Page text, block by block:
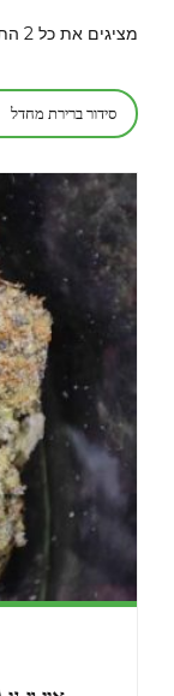
מציגים את כל ⁦2⁩ התוצאות